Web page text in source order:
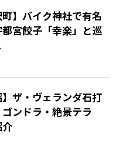
町】バイク神社で有名
宮餃子「幸楽」と巡
】ザ・ヴェランダ石打
ンドラ・絶景テラ